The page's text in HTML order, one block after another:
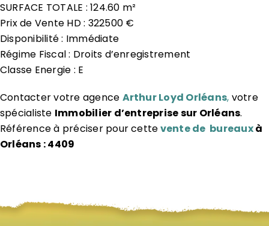
SURFACE TOTALE : 124.60 m²
Prix de Vente HD : 322500 €
Disponibilité : Immédiate
Régime Fiscal : Droits d’enregistrement
Classe Energie : E
Contacter votre agence Arthur Loyd Orléans, votre
spécialiste Immobilier d’entreprise sur Orléans.
Référence à préciser pour cettevente de bureauxà
Orléans : 4409